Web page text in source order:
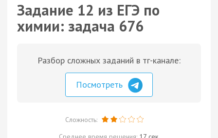
Задание 12 из ЕГЭ по
химии: задача 676
Разбор сложных заданий в тг-канале:
Посмотреть
Сложность: